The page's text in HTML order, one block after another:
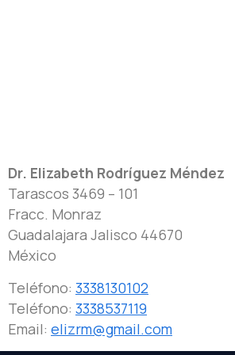
Dr. Elizabeth Rodríguez Méndez
Tarascos 3469 – 101
Fracc. Monraz
Guadalajara Jalisco 44670
México
Teléfono: 3338130102
Teléfono: 3338537119
Email: elizrm@gmail.com